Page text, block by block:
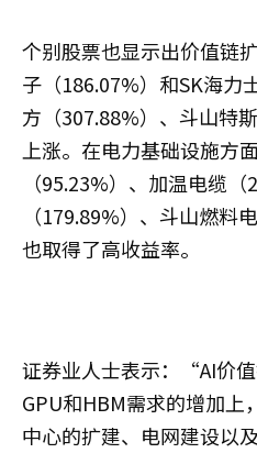
个别股票也显示出价值链
子（186.07%）和SK海力
方（307.88%）、斗山特
上涨。在电力基础设施方
（95.23%）、加温电缆
（179.89%）、斗山燃料
也取得了高收益率。
证券业人士表示：“AI价
GPU和HBM需求的增加上
中心的扩建、电网建设以